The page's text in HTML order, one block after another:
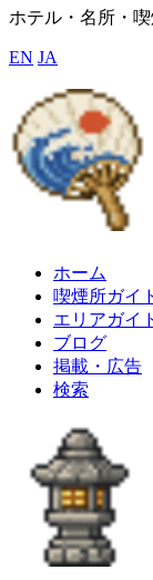
ホテル・名所・
EN JA
ホーム
喫煙所ガイ
エリアガイ
ブログ
掲載・広告
検索